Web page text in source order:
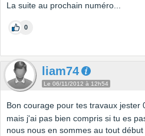
La suite au prochain numéro...
0
liam74
Le 06/11/2012 à 12h54
Bon courage pour tes travaux jester
mais j'ai pas bien compris si tu es
nous nous en sommes au tout